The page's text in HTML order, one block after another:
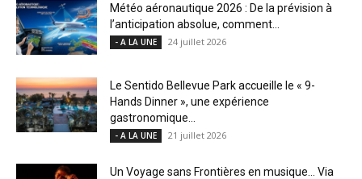
Météo aéronautique 2026 : De la prévision à
l’anticipation absolue, comment...
- A LA UNE 24 juillet 2026
Le Sentido Bellevue Park accueille le « 9-
Hands Dinner », une expérience
gastronomique...
- A LA UNE 21 juillet 2026
Un Voyage sans Frontières en musique… Via